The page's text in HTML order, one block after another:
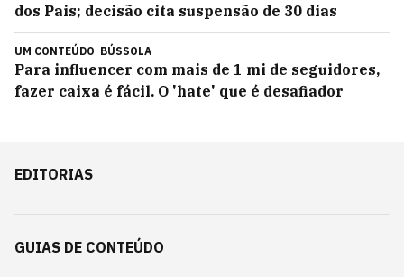
dos Pais; decisão cita suspensão de 30 dias
UM CONTEÚDO BÚSSOLA
Para influencer com mais de 1 mi de seguidores,
fazer caixa é fácil. O 'hate' que é desafiador
EDITORIAS
GUIAS DE CONTEÚDO